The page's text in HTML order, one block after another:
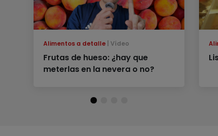
Alimentos a detalle Vídeo
Frutas de hueso: ¿hay que
meterlas en la nevera o no?